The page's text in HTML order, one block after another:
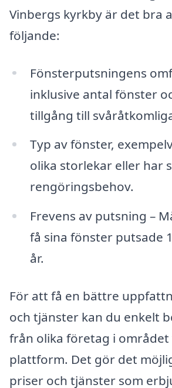
Vinbergs kyrkby är det bra
följande:
Fönsterputsningens
inklusive antal fönster
tillgång till
Typ av fönster,
olika storlekar eller har
rengöringsbehov.
Frevens av putsning –
få sina fönster putsade
år.
För att få en bättre
och tjänster kan du enkelt
från olika företag i området
plattform. Det gör det
priser och tjänster som